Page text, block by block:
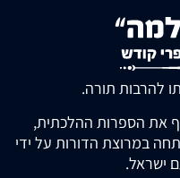
להרבות תורה.
את הספרות ההלכתית,
במרוצת הדורות על ידי
ישראל.